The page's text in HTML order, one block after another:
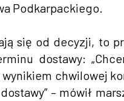
Podkarpackiego.
się od decyzji, to
dostawy:
chwilowej
– mówił